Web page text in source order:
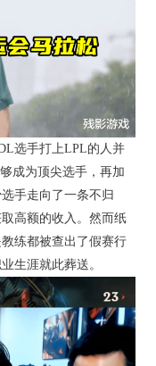
选手打上LPL的人并
成为顶尖选手，再加
手走向了一条不归
高额的收入。然而纸
练都被查出了假赛行
生涯就此葬送。